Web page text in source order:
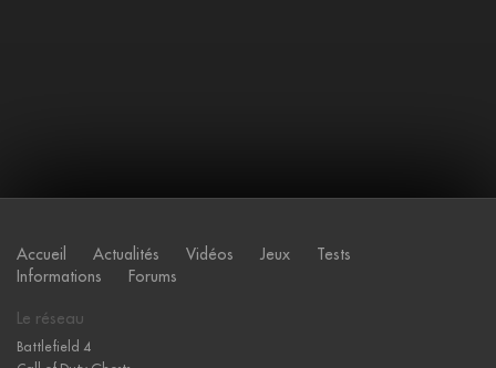
Accueil Actualités Vidéos Jeux
Tests
Informations
Forums
Le réseau
Battlefield 4